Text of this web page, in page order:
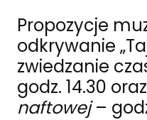
Propozycje
odkrywanie
zwiedzanie
godz. 14.30
naftowej–